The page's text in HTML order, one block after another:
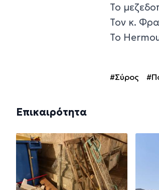
Το
Τον κ.
Το
#Σύρος
Επικαιρότητα